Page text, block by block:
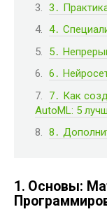
3․
4․
5․
6․
7․ Как
AutoML: 5
8․
1․ Основы: